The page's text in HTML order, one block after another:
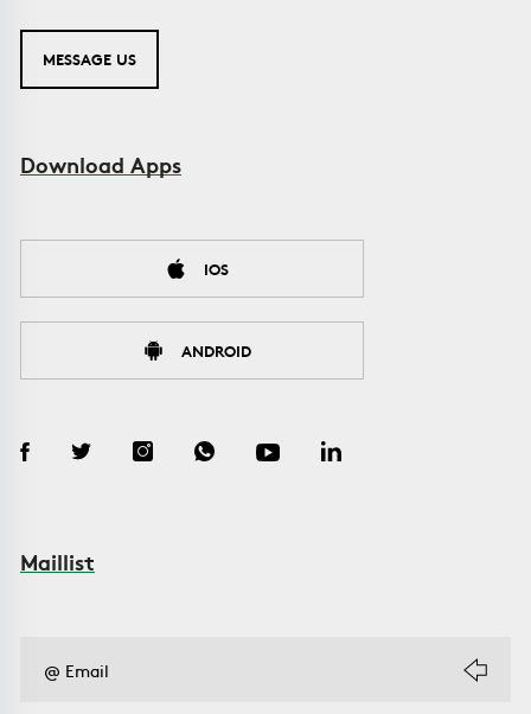
MESSAGE US
Download Apps
IOS
ANDROID
Maillist